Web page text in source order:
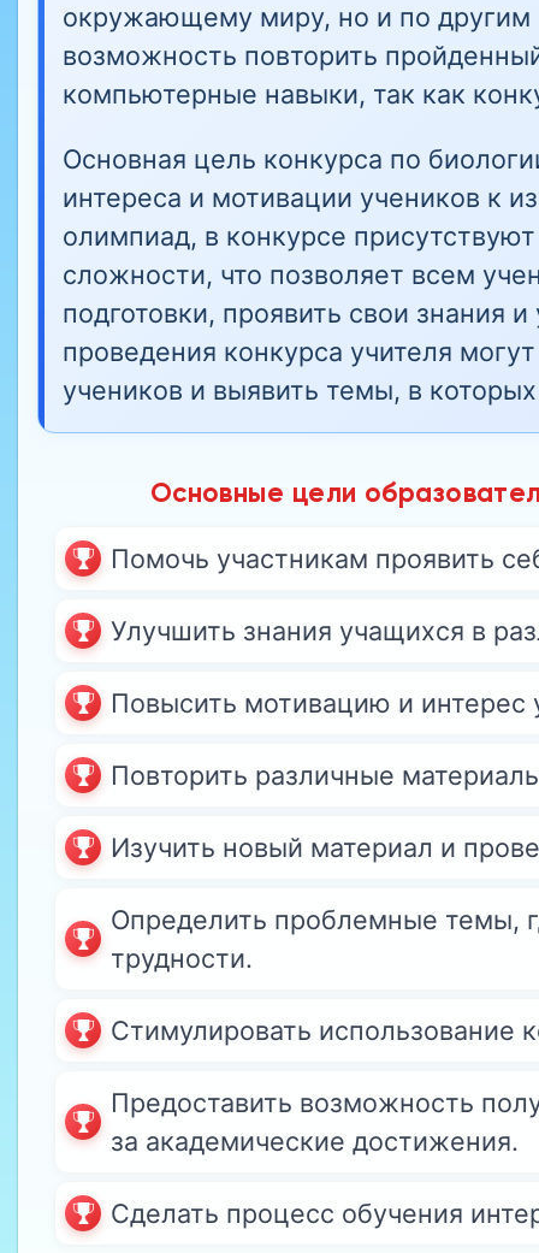
окружающему миру, но и по другим
возможность повторить
компьютерные навыки, так как
Основная цель конкурса по
интереса и мотивации учеников к
олимпиад, в конкурсе
сложности, что позволяет всем
подготовки, проявить свои знания
проведения конкурса учителя
учеников и выявить темы, в
Основные цели
Помочь участникам проявить
Улучшить знания учащихся в
Повысить мотивацию и интерес
Повторить различные
Изучить новый материал и
Определить проблемные темы,
трудности.
Стимулировать использование
Предоставить возможность
за академические достижения.
Сделать процесс обучения